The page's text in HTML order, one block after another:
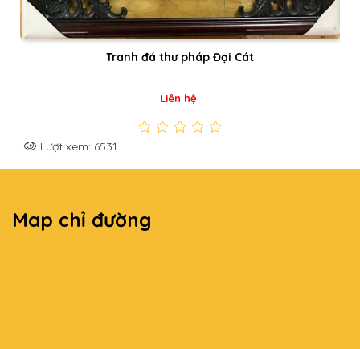
Tranh đá thư pháp Đại Cát
Liên hệ
Lượt xem: 6531
Map chỉ đường